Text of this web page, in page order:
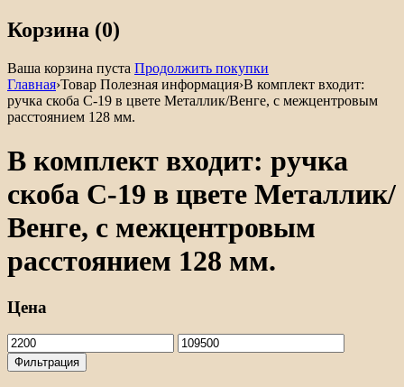
Корзина (0)
Ваша корзина пуста Продолжить покупки
Главная›Товар Полезная информация›В комплект входит:
ручка скоба С-19 в цвете Металлик/Венге, с межцентровым
расстоянием 128 мм.
В комплект входит: ручка
скоба С-19 в цвете Металлик/
Венге, с межцентровым
расстоянием 128 мм.
Цена
Минимальная
цена
Максимальная
цена
Фильтрация